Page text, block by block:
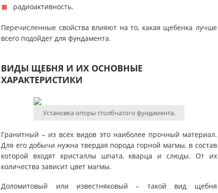
радиоактивность.
Перечисленные свойства влияют на то, какая щебенка лучше
всего подойдет для фундамента.
ВИДЫ ЩЕБНЯ И ИХ ОСНОВНЫЕ
ХАРАКТЕРИСТИКИ
Установка опоры столбчатого фундамента.
Гранитный – из всех видов это наиболее прочный материал.
Для его добычи нужна твердая порода горной магмы, в состав
которой входят кристаллы шпата, кварца и слюды. От их
количества зависит цвет магмы.
Доломитовый или известняковый – такой вид щебня